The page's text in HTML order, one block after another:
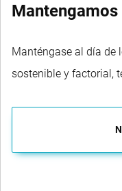
Manténgase al día de
sostenible y factorial,